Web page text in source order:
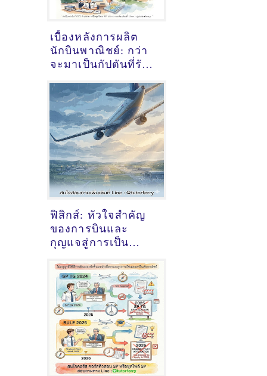
เบื้องหลังการผลิต
นักบินพาณิชย์: กว่า
จะมาเป็นกัปตันที่รับ
บนฟากฟ้า
ฟิสิกส์: หัวใจสำคัญ
ของการบินและ
กุญแจสู่การเป็น